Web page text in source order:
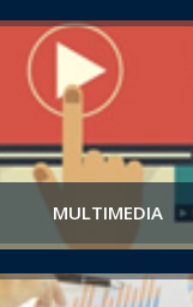
MULTIMEDIA